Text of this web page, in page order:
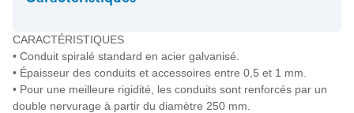
CARACTÉRISTIQUES
• Conduit spiralé standard en acier galvanisé.
• Épaisseur des conduits et accessoires entre 0,5 et 1 mm.
• Pour une meilleure rigidité, les conduits sont renforcés par un
double nervurage à partir du diamètre 250 mm.